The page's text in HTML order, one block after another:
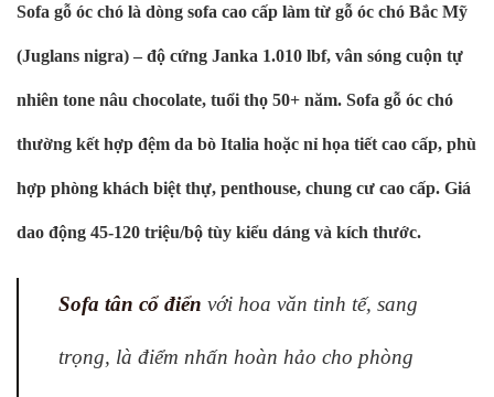
Sofa gỗ óc chó là dòng sofa cao cấp làm từ gỗ óc chó Bắc Mỹ
(Juglans nigra) – độ cứng Janka 1.010 lbf, vân sóng cuộn tự
nhiên tone nâu chocolate, tuổi thọ 50+ năm. Sofa gỗ óc chó
thường kết hợp đệm da bò Italia hoặc nỉ họa tiết cao cấp, phù
hợp phòng khách biệt thự, penthouse, chung cư cao cấp. Giá
dao động 45-120 triệu/bộ tùy kiểu dáng và kích thước.
Sofa tân cổ điển với hoa văn tinh tế, sang
trọng, là điểm nhấn hoàn hảo cho phòng